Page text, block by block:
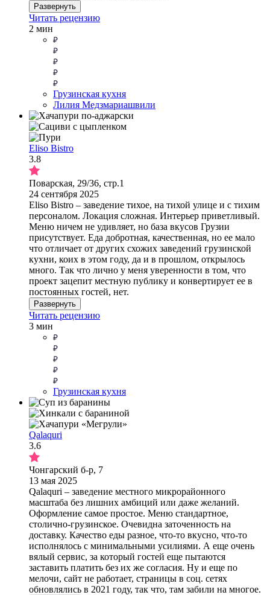
Развернуть
Читать рецензию
2 мин
Грузинская кухня
Лилия Медзмариашвили
Eliso Bistro
3.8
Поварская, 29/36, стр.1
24 сентября 2025
Eliso Bistro – заведение тихое, на тихой улице и с тихим
персоналом. Локация сложная. Интерьер приветливый.
Меню ничем не удивляет, но база вкусов Грузии
присутствует. Еда добротная, качественная, но ее мало
что отличает от других схожих заведений грузинской
кухни, коих в этом году, да и в прошлом, открылось
много. Так что лично у меня уверенности в том, что
проект зацепит местную публику и конвертирует ее в
постоянных гостей, нет.
Развернуть
Читать рецензию
3 мин
Грузинская кухня
Qalaquri
3.6
​Чонгарский б-р, 7​
13 мая 2025
Qalaquri – заведение местного микрорайонного
масштаба без лишних амбиций или даже желаний.
Оформление самое простое. Меню стандартное,
столично-грузинское. Очевидна заточенность на
доставку. Качество еды разное, что-то вкусно, что-то
исполнялось с минимальными усилиями. А еще очень
вялый сервис, за который гостей еще пытаются
заставить платить без их же согласия. Ну и еще по
мелочи, сайт не работает, страницы в соц. сетях
обновлялись в 2021 году, так что, там забили на многое.